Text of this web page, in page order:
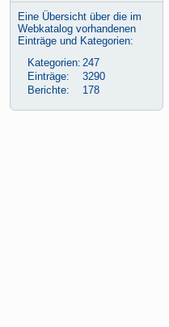
Eine Übersicht über die im
Webkatalog vorhandenen
Einträge und Kategorien:
Kategorien: 247
Einträge:
3290
Berichte:
178